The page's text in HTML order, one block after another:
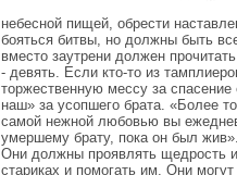
небесной пищей, обрести
бояться битвы, но должны быть
вместо заутрени должен
- девять. Если кто-то из
торжественную мессу за
наш» за усопшего брата. «Более
самой нежной любовью вы
умершему брату, пока он был
Они должны проявлять щедрость и
стариках и помогать им. Они